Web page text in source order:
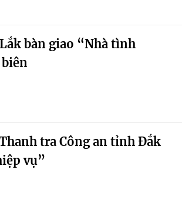
bàn giao “Nhà tình
tra Công an tỉnh Đắk
vụ”